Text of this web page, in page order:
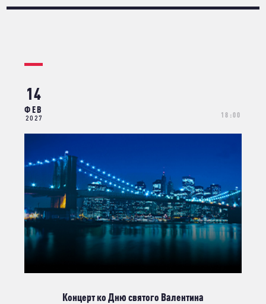
14
ФЕВ
2027 18:00
Концерт ко Дню святого Валентина